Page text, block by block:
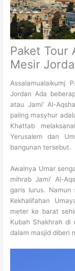
Paket Tour
Mesir
Assalamualaikumj
Jordan Ada
atau Jami’ Al-
paling masyhur
Khattab
Yerusalem dan
bangunan tersebut.
Awalnya Umar
mihrab Jami’ Al-
garis lurus. Namun
Kekhalifahan
meter ke barat
Kubah Shakhrah di
dalam masjid diberi